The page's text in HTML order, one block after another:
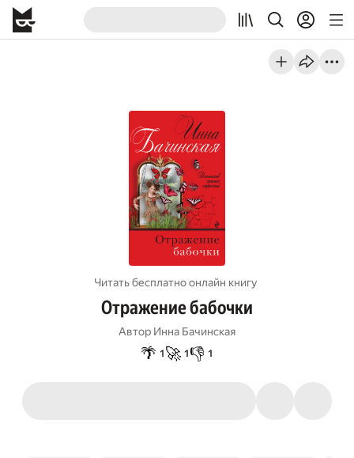
Читать бесплатно онлайн книгу
Отражение бабочки
Автор Инна Бачинская
🌴 1 🚀 1 👎 1